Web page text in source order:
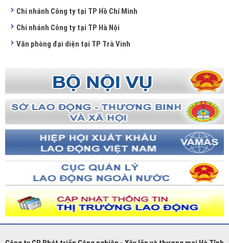
Chi nhánh Công ty tại TP Hồ Chí Minh
Chi nhánh Công ty tại TP Hà Nội
Văn phòng đại diện tại TP Trà Vinh